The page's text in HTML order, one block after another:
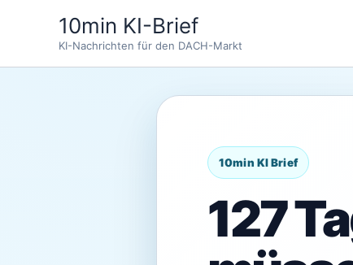
10min KI-Brief
KI-Nachrichten für den DACH-Markt
127